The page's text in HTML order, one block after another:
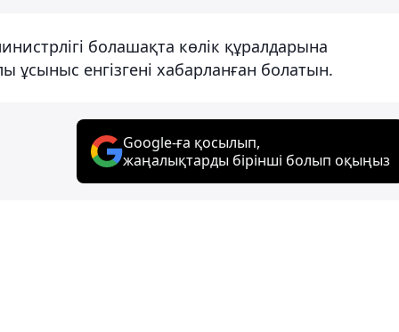
болашақта көлік құралдарына
енгізгені хабарланған болатын.
Google-ға қосылып,
жаңалықтарды бірінші болып оқыңыз